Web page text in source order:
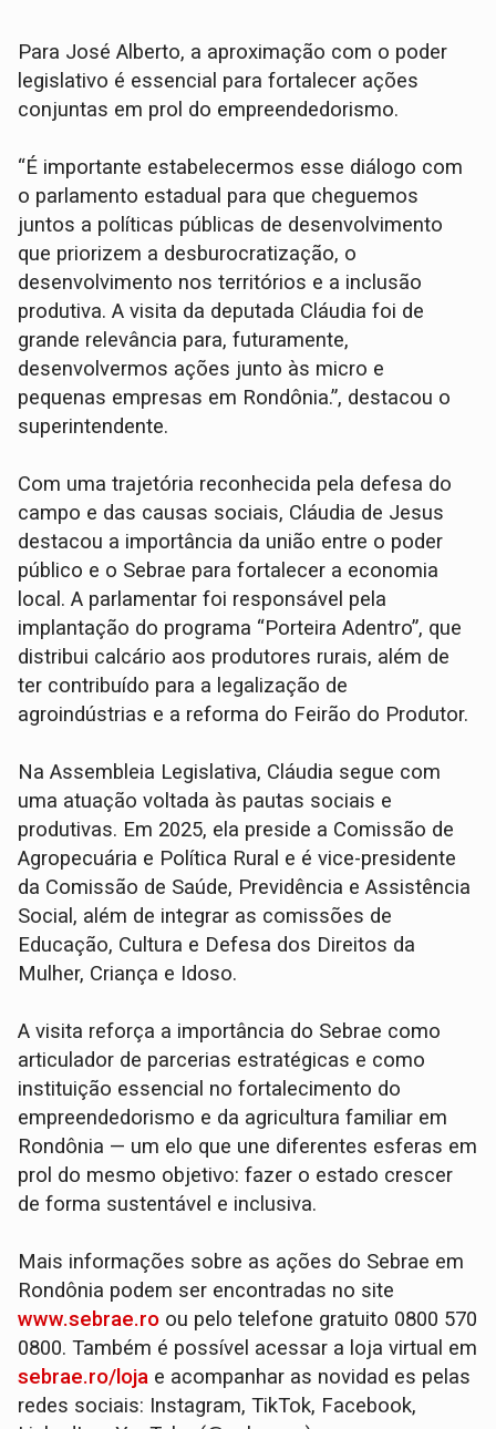
Para José Alberto, a aproximação com o poder
legislativo é essencial para fortalecer ações
conjuntas em prol do empreendedorismo.
“É importante estabelecermos esse diálogo com
o parlamento estadual para que cheguemos
juntos a políticas públicas de desenvolvimento
que priorizem a desburocratização, o
desenvolvimento nos territórios e a inclusão
produtiva. A visita da deputada Cláudia foi de
grande relevância para, futuramente,
desenvolvermos ações junto às micro e
pequenas empresas em Rondônia.”, destacou o
superintendente.
Com uma trajetória reconhecida pela defesa do
campo e das causas sociais, Cláudia de Jesus
destacou a importância da união entre o poder
público e o Sebrae para fortalecer a economia
local. A parlamentar foi responsável pela
implantação do programa “Porteira Adentro”, que
distribui calcário aos produtores rurais, além de
ter contribuído para a legalização de
agroindústrias e a reforma do Feirão do Produtor.
Na Assembleia Legislativa, Cláudia segue com
uma atuação voltada às pautas sociais e
produtivas. Em 2025, ela preside a Comissão de
Agropecuária e Política Rural e é vice-presidente
da Comissão de Saúde, Previdência e Assistência
Social, além de integrar as comissões de
Educação, Cultura e Defesa dos Direitos da
Mulher, Criança e Idoso.
A visita reforça a importância do Sebrae como
articulador de parcerias estratégicas e como
instituição essencial no fortalecimento do
empreendedorismo e da agricultura familiar em
Rondônia — um elo que une diferentes esferas em
prol do mesmo objetivo: fazer o estado crescer
de forma sustentável e inclusiva.
Mais informações sobre as ações do Sebrae em
Rondônia podem ser encontradas no site
www.sebrae.ro ou pelo telefone gratuito 0800 570
0800. Também é possível acessar a loja virtual em
sebrae.ro/loja e acompanhar as novidad es pelas
redes sociais: Instagram, TikTok, Facebook,